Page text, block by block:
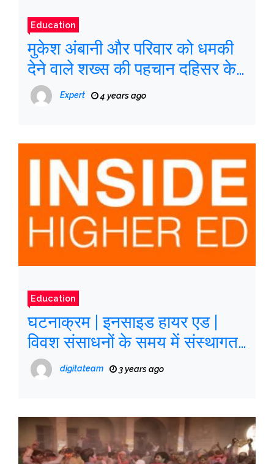
Education
मुकेश अंबानी और परिवार को धमकी
देने वाले शख्स की पहचान दहिसर के
जौहरी के तौर पर हुई
Expert 4 years ago
Education
घटनाक्रम | इनसाइड हायर एड |
विवश संसाधनों के समय में संस्थागत
समृद्धि के रास्ते
digitateam 3 years ago